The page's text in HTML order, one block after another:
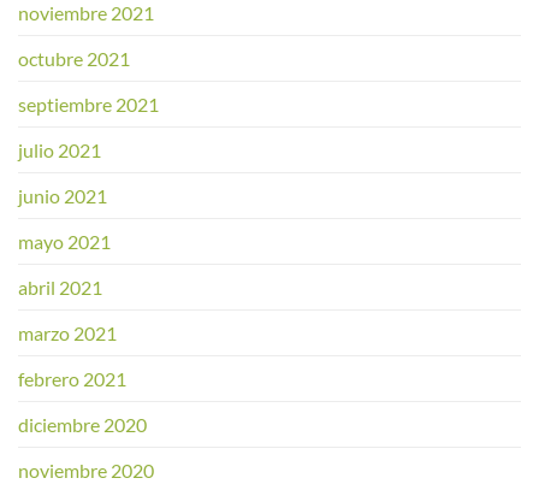
noviembre 2021
octubre 2021
septiembre 2021
julio 2021
junio 2021
mayo 2021
abril 2021
marzo 2021
febrero 2021
diciembre 2020
noviembre 2020